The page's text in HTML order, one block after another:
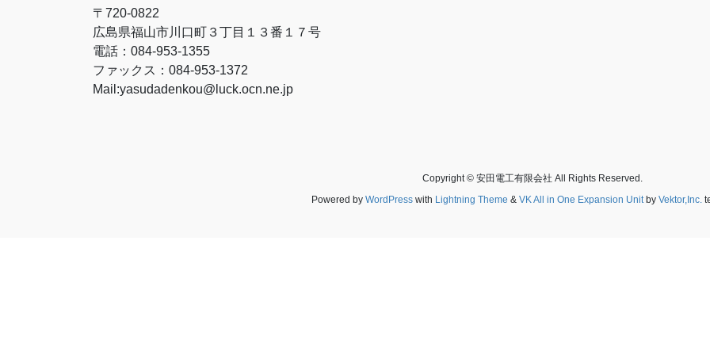
〒720-0822
広島県福山市川口町３丁目１３番１７号
電話：084-953-1355
ファックス：084-953-1372
Mail:yasudadenkou@luck.ocn.ne.jp
Copyright © 安田電工有限会社 All Rights Reserved.
Powered by WordPress with Lightning Theme & VK All in One Expansion Unitby Vektor,Inc.